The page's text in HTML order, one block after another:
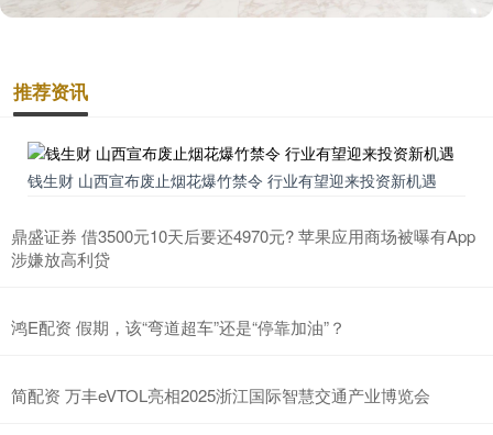
推荐资讯
钱生财 山西宣布废止烟花爆竹禁令 行业有望迎来投资新机遇
鼎盛证券 借3500元10天后要还4970元? 苹果应用商场被曝有App
涉嫌放高利贷
鸿E配资 假期，该“弯道超车”还是“停靠加油”？
简配资 万丰eVTOL亮相2025浙江国际智慧交通产业博览会